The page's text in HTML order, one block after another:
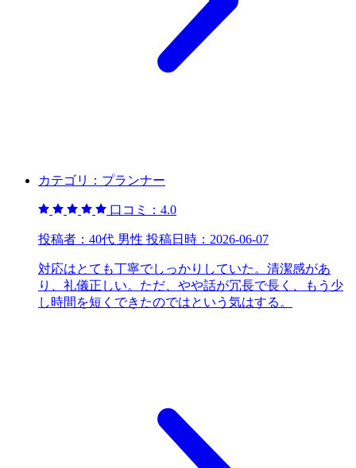
カテゴリ： プランナー
口コミ： 4.0
投稿者： 40代 男性 投稿日時： 2026-06-07
対応はとても丁寧でしっかりしていた。清潔感があ
り、礼儀正しい。ただ、やや話が冗長で長く、もう少
し時間を短くできたのではという気はする。